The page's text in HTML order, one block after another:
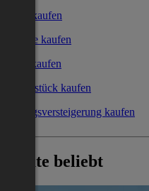
Haus kaufen
Garage kaufen
Büro kaufen
Grundstück kaufen
Zwangsversteigerung kaufen
Heute beliebt